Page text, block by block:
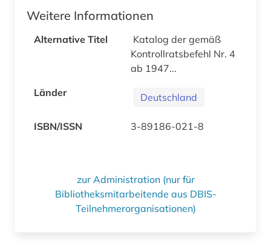
Weitere Informationen
Alternative Titel
Katalog der gemäß
Kontrollratsbefehl Nr. 4
ab 1947...
Länder
Deutschland
ISBN/ISSN 3-89186-021-8
zur Administration (nur für
Bibliotheksmitarbeitende aus DBIS-
Teilnehmerorganisationen)